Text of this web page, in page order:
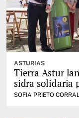
ASTURIAS
Tierra Astur
sidra solidaria
SOFIA PRIETO